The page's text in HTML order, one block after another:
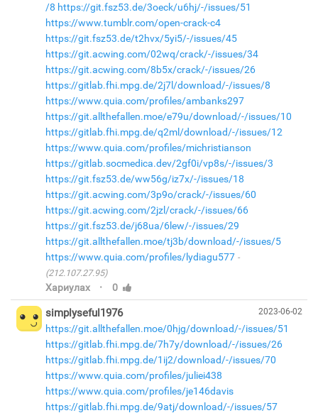
/8 https://git.fsz53.de/3oeck/u6hj/-/issues/51
https://www.tumblr.com/open-crack-c4
https://git.fsz53.de/t2hvx/5yi5/-/issues/45
https://git.acwing.com/02wq/crack/-/issues/34
https://git.acwing.com/8b5x/crack/-/issues/26
https://gitlab.fhi.mpg.de/2j7l/download/-/issues/8
https://www.quia.com/profiles/ambanks297
https://git.allthefallen.moe/e79u/download/-/issues/10
https://gitlab.fhi.mpg.de/q2ml/download/-/issues/12
https://www.quia.com/profiles/michristianson
https://gitlab.socmedica.dev/2gf0i/vp8s/-/issues/3
https://git.fsz53.de/ww56g/iz7x/-/issues/18
https://git.acwing.com/3p9o/crack/-/issues/60
https://git.acwing.com/2jzl/crack/-/issues/66
https://git.fsz53.de/j68ua/6lew/-/issues/29
https://git.allthefallen.moe/tj3b/download/-/issues/5
https://www.quia.com/profiles/lydiagu577
(212.107.27.95)
Хариулах · 0
2023-06-02
simplyseful1976
https://git.allthefallen.moe/0hjg/download/-/issues/51
https://gitlab.fhi.mpg.de/7h7y/download/-/issues/26
https://gitlab.fhi.mpg.de/1ij2/download/-/issues/70
https://www.quia.com/profiles/juliei438
https://www.quia.com/profiles/je146davis
https://gitlab.fhi.mpg.de/9atj/download/-/issues/57